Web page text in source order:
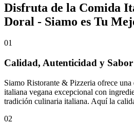
Disfruta de la Comida
Doral - Siamo es Tu
01
Calidad, Autenticidad y Sabor
Siamo Ristorante & Pizzeria ofrece
italiana vegana excepcional con
tradición culinaria italiana. Aquí la
02